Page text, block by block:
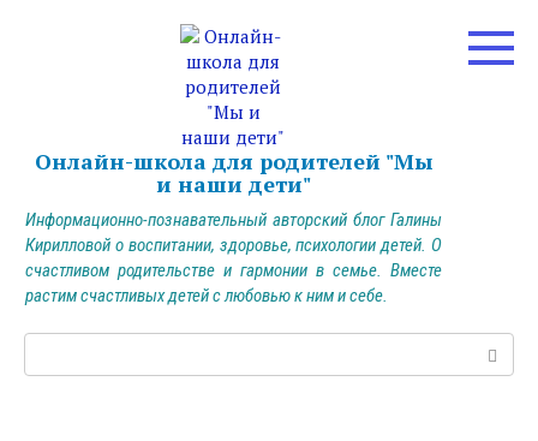
Онлайн-школа для родителей "Мы
и наши дети"
Информационно-познавательный авторский блог Галины
Кирилловой о воспитании, здоровье, психологии детей. О
счастливом родительстве и гармонии в семье. Вместе
растим счастливых детей с любовью к ним и себе.
Поиск: